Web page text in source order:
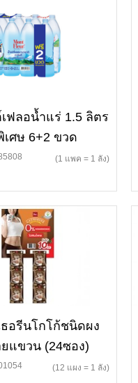
ฟลอน้ำแร่ 1.5 ลิตร
ศษ 6+2 ขวด
(1 แพค = 1 ลัง)
อรีนโกโก้ชนิดผง
แขวน (24ซอง)
(12 แผง = 1 ลัง)